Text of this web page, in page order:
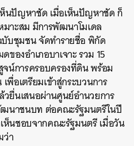
นปัญหาชัด เมื่อเห็นปัญหาชัด ก็
มาะสม มีการพัฒนาโมเดล
บชุมชน จัดทำรายชื่อ พิกัด
องอำเภอบาเจาะ รวม 15
น์การครอบครองที่ดิน พร้อม
พื่อเตรียมเข้าสู่กระบวนการ
ยื่นเสนอผ่านศูนย์อำนวยการ
นาชนบท ต่อคณะรัฐมนตรีในปี
ห็นชอบจากคณะรัฐมนตรี เมื่อวัน
ว่า